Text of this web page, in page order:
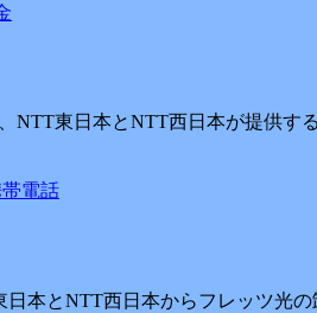
NTT東日本とNTT西日本が提供
電話
本とNTT西日本からフレッツ光